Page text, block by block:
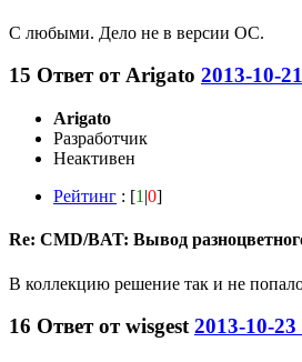
С любыми. Дело не в версии ОС.
15 Ответ отArigato 2013-10-
Arigato
Разработчик
Неактивен
Рейтинг : [1 |0]
Re: CMD/BAT: Вывод
В коллекцию решение так и не
16 Ответ отwisgest 2013-10-